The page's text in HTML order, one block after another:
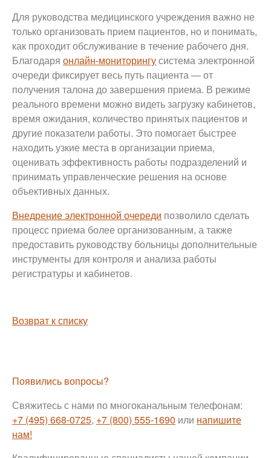
Для руководства медицинского учреждения важно не
только организовать прием пациентов, но и понимать,
как проходит обслуживание в течение рабочего дня.
Благодаря онлайн-мониторингусистема электронной
очереди фиксирует весь путь пациента — от
получения талона до завершения приема. В режиме
реального времени можно видеть загрузку кабинетов,
время ожидания, количество принятых пациентов и
другие показатели работы. Это помогает быстрее
находить узкие места в организации приема,
оценивать эффективность работы подразделений и
принимать управленческие решения на основе
объективных данных.
Внедрение электронной очереди позволило сделать
процесс приема более организованным, а также
предоставить руководству больницы дополнительные
инструменты для контроля и анализа работы
регистратуры и кабинетов.
Возврат к списку
Появились вопросы?
Свяжитесь с нами по многоканальным телефонам:
+7 (495) 668-0725, +7 (800) 555-1690 или напишите
нам!